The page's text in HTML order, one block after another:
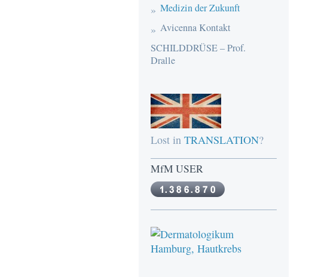
Medizin der Zukunft
Avicenna Kontakt
SCHILDDRÜSE – Prof.
Dralle
Lost in TRANSLATION?
MfM USER